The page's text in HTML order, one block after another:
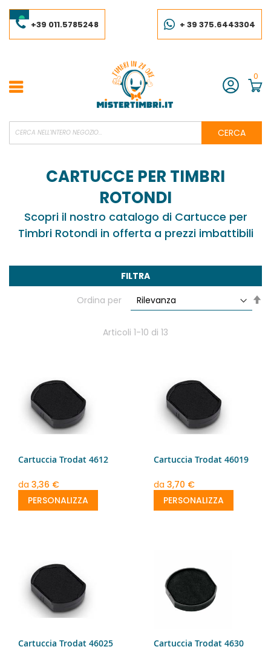
al
contenuto+39 011.5785248 + 39 375.6443304
Account
0
CERCA
CARTUCCE PER TIMBRI
ROTONDI
Scopri il nostro catalogo di Cartucce per
Timbri Rotondi in offerta a prezzi imbattibili
Articoli 1-10 di 13
Ordina per
Cartuccia Trodat 4612
da 3,36 €
PERSONALIZZA
Cartuccia Trodat 46019
da 3,70 €
PERSONALIZZA
Cartuccia Trodat 46025 Cartuccia Trodat 4630
FILTRA